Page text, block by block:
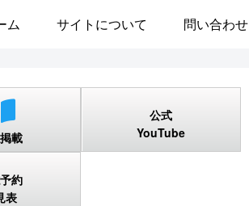
ム サイトについて 問い合わせ
載
公式
YouTube
約
表